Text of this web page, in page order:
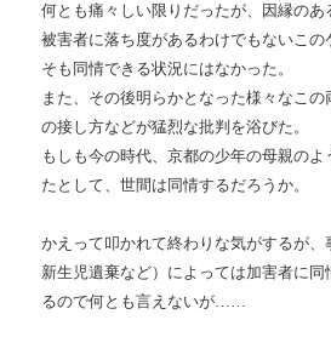
何とも痛々しい限りだったが、因縁の
被害者に落ち度があるわけでもないこの
そも同情できる状況にはなかった。
また、その後明らかとなった様々なこ
の接し方などが猛烈な批判を浴びた。
もしも今の時代、京都の少年の母親の
たとして、世間は同情するだろうか。
かえって叩かれて終わりな気がするが
新生児遺棄など）によっては加害者に
るので何とも言えないが……